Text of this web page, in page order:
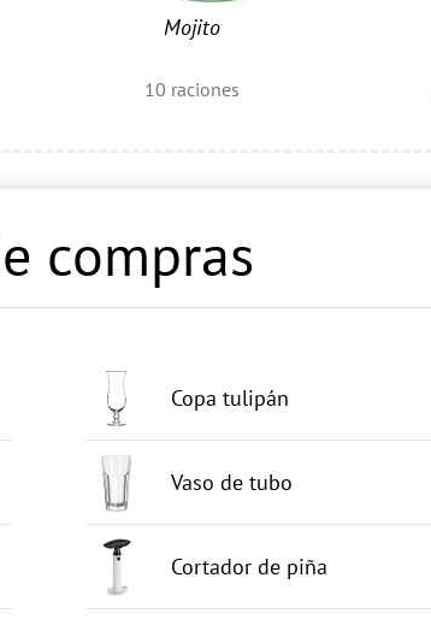
Mojito
10 raciones
compras
Copa tulipán
Vaso de tubo
Cortador de piña